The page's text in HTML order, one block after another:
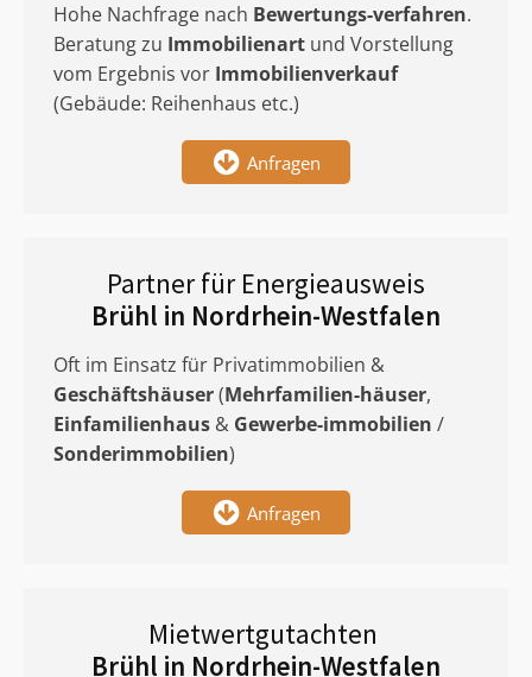
Hohe Nachfrage nach Bewertungs-verfahren.
Beratung zu Immobilienart und Vorstellung
vom Ergebnis vor Immobilienverkauf
(Gebäude: Reihenhaus etc.)
Anfragen
Partner für Energieausweis
Brühl in Nordrhein-Westfalen
Oft im Einsatz für Privatimmobilien &
Geschäftshäuser(Mehrfamilien-häuser,
Einfamilienhaus & Gewerbe-immobilien /
Sonderimmobilien)
Anfragen
Mietwertgutachten
Brühl in Nordrhein-Westfalen